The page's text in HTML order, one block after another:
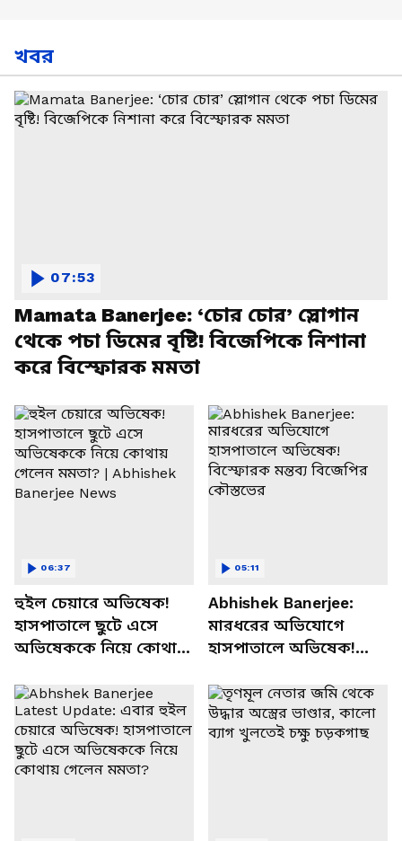
খবর
Mamata Banerjee: ‘চোর চোর’ স্লোগান
থেকে পচা ডিমের বৃষ্টি! বিজেপিকে নিশানা
করে বিস্ফোরক মমতা
07:53
হুইল চেয়ারে অভিষেক!
হাসপাতালে ছুটে এসে
অভিষেককে নিয়ে কোথায়
Abhishek Banerjee
News
06:37
Abhishek Banerjee:
মারধরের অভিযোগে
হাসপাতালে অভিষেক!
কৌস্তভের
05:11